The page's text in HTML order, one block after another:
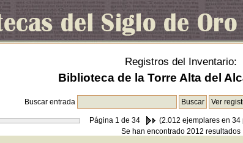
Registros del Inventario:
Biblioteca de la Torre Alta del
Buscar entrada
Página 1 de 34
(2.012 ejemplares en 34
Se han encontrado 2012 resultados